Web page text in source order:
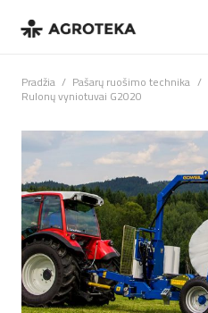
Pradžia / Pašarų ruošimo technika /
Rulonų vyniotuvai G2020